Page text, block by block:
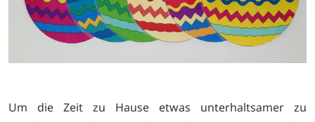
Um die Zeit zu Hause etwas unterhaltsamer zu